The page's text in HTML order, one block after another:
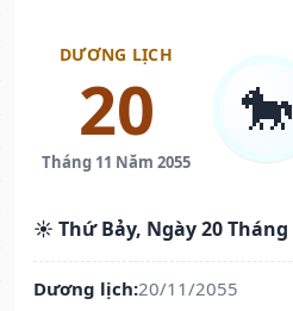
DƯƠNG LỊCH
20
Tháng 11 Năm 2055
🐎
☀️ Thứ Bảy, Ngày 20 Tháng
Dương lịch:20/11/2055